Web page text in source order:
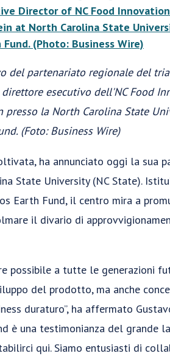
del partenariato regionale del
esecutivo dell'NC Food
la North Carolina State
(Foto: Business Wire)
ha annunciato oggi la sua
State University (NC State).
Earth Fund, il centro mira a
il divario di
possibile a tutte le generazioni
del prodotto, ma anche
duraturo”, ha affermato
è una testimonianza del grande
qui. Siamo entusiasti di